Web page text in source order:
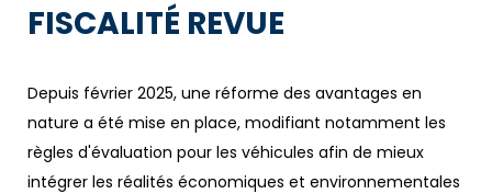
FISCALITÉ REVUE
Depuis février 2025, une réforme des avantages en
nature a été mise en place, modifiant notamment les
règles d'évaluation pour les véhicules afin de mieux
intégrer les réalités économiques et environnementales